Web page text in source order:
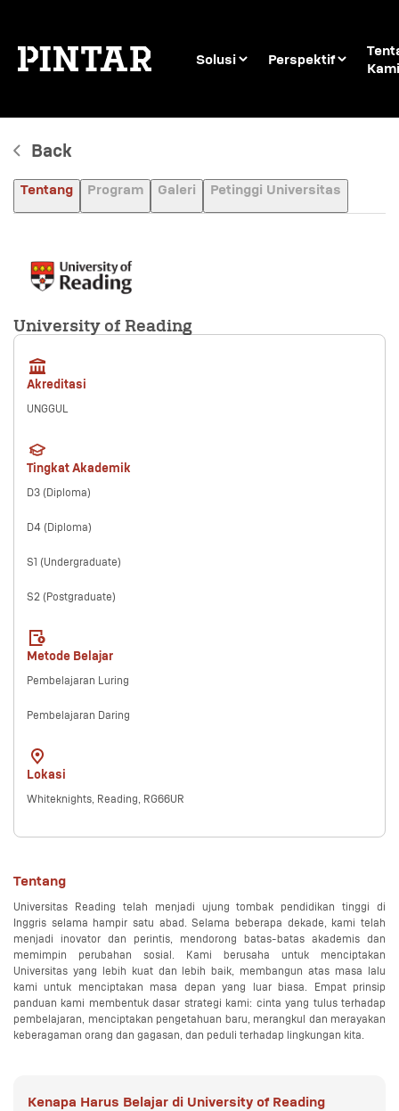
Solusi Perspektif
Kami
Back
Tentang Program Galeri Petinggi Universitas
University of Reading
Akreditasi
UNGGUL
Tingkat Akademik
D3 (Diploma)
D4 (Diploma)
S1 (Undergraduate)
S2 (Postgraduate)
Metode Belajar
Pembelajaran Luring
Pembelajaran Daring
Lokasi
Whiteknights, Reading, RG66UR
Tentang
Universitas Reading telah menjadi ujung tombak pendidikan tinggi di
Inggris selama hampir satu abad. Selama beberapa dekade, kami telah
menjadi inovator dan perintis, mendorong batas-batas akademis dan
memimpin perubahan sosial. Kami berusaha untuk menciptakan
Universitas yang lebih kuat dan lebih baik, membangun atas masa lalu
kami untuk menciptakan masa depan yang luar biasa. Empat prinsip
panduan kami membentuk dasar strategi kami: cinta yang tulus terhadap
pembelajaran, menciptakan pengetahuan baru, merangkul dan merayakan
keberagaman orang dan gagasan, dan peduli terhadap lingkungan kita.
Kenapa Harus Belajar di University of Reading